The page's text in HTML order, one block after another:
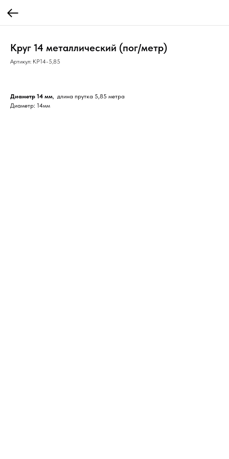
Круг 14 металлический (пог/метр)
Артикул: КР14-5,85
Диаметр 14 мм, длина прутка 5,85 метра
Диаметр: 14мм